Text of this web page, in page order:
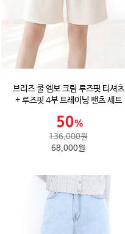
브리즈 쿨 엠보 크림 루즈핏 티셔츠
+ 루즈핏 4부 트레이닝 팬츠 세트
136,000원
68,000원